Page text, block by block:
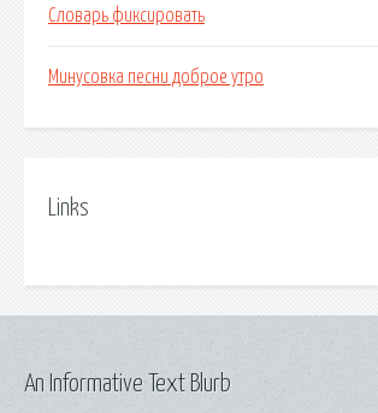
Словарь фиксировать
Минусовка песни доброе утро
Links
An Informative Text Blurb